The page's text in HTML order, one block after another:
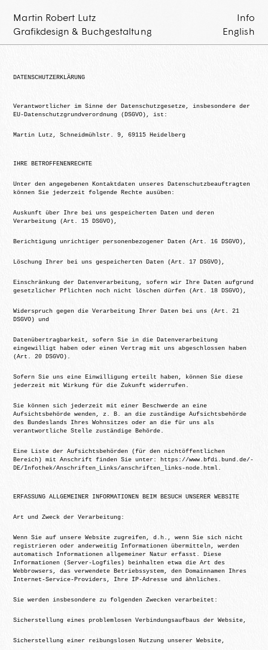
Martin Robert Lutz
Grafikdesign & Buchgestaltung
Info
English
DATENSCHUTZERKLÄRUNG
Verantwortlicher im Sinne der Datenschutzgesetze, insbesondere der
EU-Datenschutzgrundverordnung (DSGVO), ist:
Martin Lutz, Schneidmühlstr. 9, 69115 Heidelberg
IHRE BETROFFENENRECHTE
Unter den angegebenen Kontaktdaten unseres Datenschutzbeauftragten
können Sie jederzeit folgende Rechte ausüben:
Auskunft über Ihre bei uns gespeicherten Daten und deren
Verarbeitung (Art. 15 DSGVO),
Berichtigung unrichtiger personenbezogener Daten (Art. 16 DSGVO),
Löschung Ihrer bei uns gespeicherten Daten (Art. 17 DSGVO),
Einschränkung der Datenverarbeitung, sofern wir Ihre Daten aufgrund
gesetzlicher Pflichten noch nicht löschen dürfen (Art. 18 DSGVO),
Widerspruch gegen die Verarbeitung Ihrer Daten bei uns (Art. 21
DSGVO) und
Datenübertragbarkeit, sofern Sie in die Datenverarbeitung
eingewilligt haben oder einen Vertrag mit uns abgeschlossen haben
(Art. 20 DSGVO).
Sofern Sie uns eine Einwilligung erteilt haben, können Sie diese
jederzeit mit Wirkung für die Zukunft widerrufen.
Sie können sich jederzeit mit einer Beschwerde an eine
Aufsichtsbehörde wenden, z. B. an die zuständige Aufsichtsbehörde
des Bundeslands Ihres Wohnsitzes oder an die für uns als
verantwortliche Stelle zuständige Behörde.
Eine Liste der Aufsichtsbehörden (für den nichtöffentlichen
Bereich) mit Anschrift finden Sie unter: https://­www.bfdi.bund.de/­
DE/Infothek/­Anschriften_Links/­anschriften_links-node.html.
ERFASSUNG ALLGEMEINER INFORMATIONEN BEIM BESUCH UNSERER WEBSITE
Art und Zweck der Verarbeitung:
Wenn Sie auf unsere Website zugreifen, d.h., wenn Sie sich nicht
registrieren oder anderweitig Informationen übermitteln, werden
automatisch Informationen allgemeiner Natur erfasst. Diese
Informationen (Server-Logfiles) beinhalten etwa die Art des
Webbrowsers, das verwendete Betriebssystem, den Domainnamen Ihres
Internet-Service-Providers, Ihre IP-Adresse und ähnliches.
Sie werden insbesondere zu folgenden Zwecken verarbeitet:
Sicherstellung eines problemlosen Verbindungsaufbaus der Website,
Sicherstellung einer reibungslosen Nutzung unserer Website,